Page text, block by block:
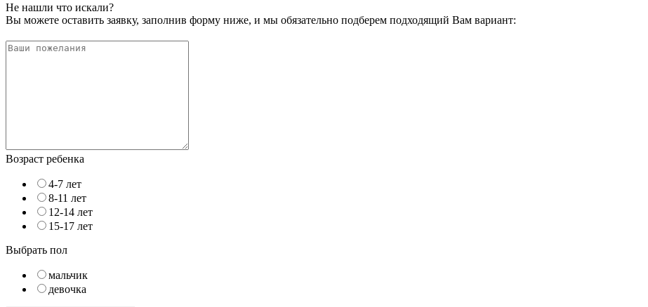
Не нашли что искали?
Вы можете оставить заявку, заполнив форму ниже, и мы обязательно подберем подходящий Вам вариант:
Возраст ребенка
4-7 лет
8-11 лет
12-14 лет
15-17 лет
Выбрать пол
мальчик
девочка